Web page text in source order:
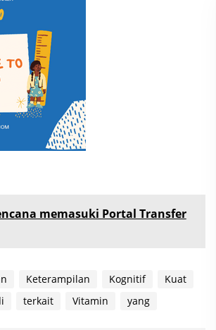
memasuki Portal Transfer
Keterampilan Kognitif
Kuat
terkait Vitamin yang